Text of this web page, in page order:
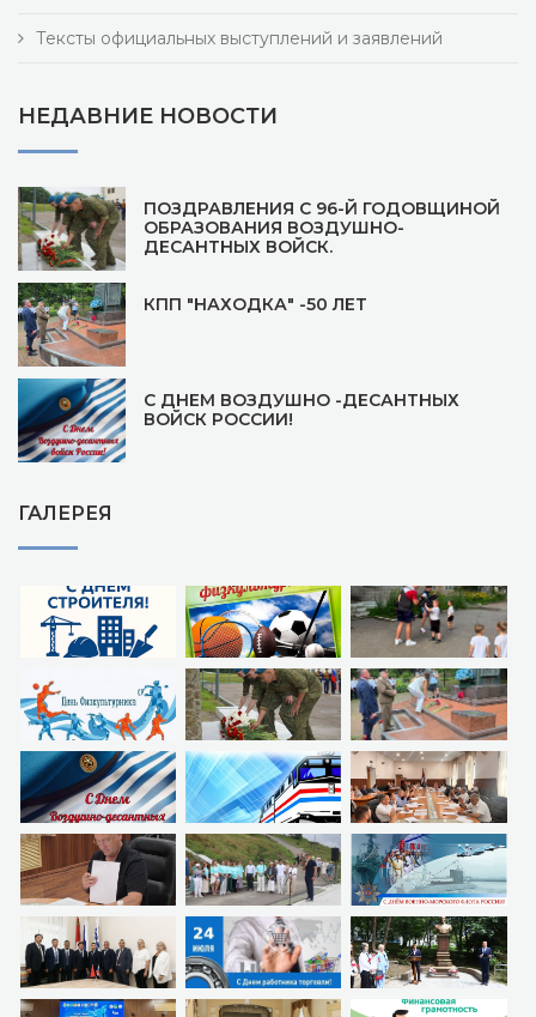
Тексты официальных выступлений и заявлений
НЕДАВНИЕ НОВОСТИ
ПОЗДРАВЛЕНИЯ С 96-Й ГОДОВЩИНОЙ
ОБРАЗОВАНИЯ ВОЗДУШНО-
ДЕСАНТНЫХ ВОЙСК.
КПП "НАХОДКА" -50 ЛЕТ
С ДНЕМ ВОЗДУШНО -ДЕСАНТНЫХ
ВОЙСК РОССИИ!
ГАЛЕРЕЯ